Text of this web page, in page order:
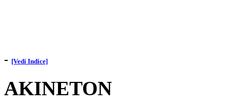
- [Vedi Indice]
AKINETON